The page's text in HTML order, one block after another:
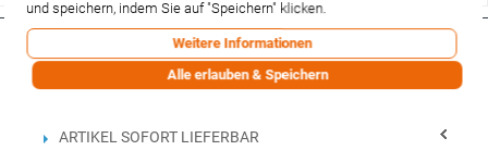
Filtern nach
ARTIKEL SOFORT LIEFERBAR
und speichern, indem Sie auf "Speichern" klicken.
Weitere Informationen
Alle erlauben & Speichern